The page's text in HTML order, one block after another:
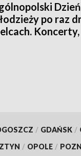
Dzień
po raz
Koncerty,
/ GDAŃSK /
/ OPOLE /